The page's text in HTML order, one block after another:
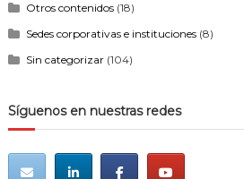
Otros contenidos(18)
Sedes corporativas e instituciones(8)
Sin categorizar(104)
Síguenos en nuestras redes